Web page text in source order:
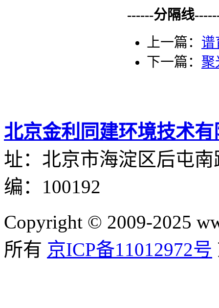
------分隔线
上一篇： 谱
下一篇： 聚
北京金利同建环境技术有
址：北京市海淀区后屯
编：100192
Copyright © 2009-2025
所有 京ICP备11012972号